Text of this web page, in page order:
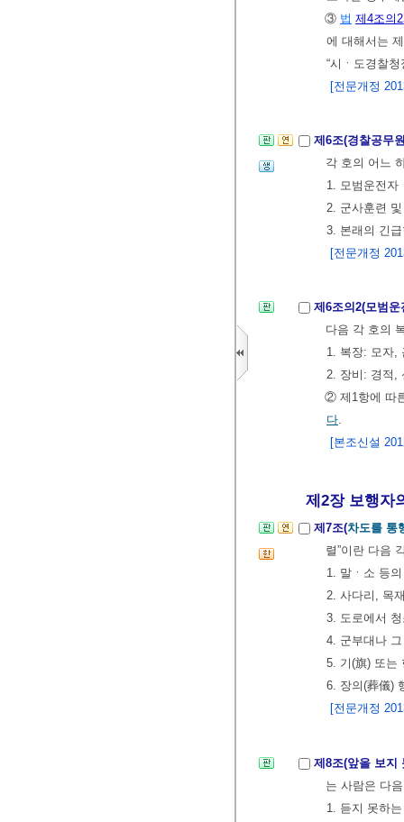
③ 법 제4조의2
에 대해서는
“시ㆍ도경찰
[전문개정
제6조(경찰공무
각 호의 어느
1. 모범운전자
2. 군사훈련
3. 본래의 긴
[전문개정
제6조의2(모범
다음 각 호의
1. 복장: 모자,
2. 장비: 경적,
② 제1항에 따
다.
[본조신설
제2장 보행자
제7조(차도를 통
렬”이란 다음
1. 말ㆍ소 등
2. 사다리, 목
3. 도로에서
4. 군부대나
5. 기(旗) 또는
6. 장의(葬儀)
[전문개정
제8조(앞을 보지
는 사람은 다
1. 듣지 못하